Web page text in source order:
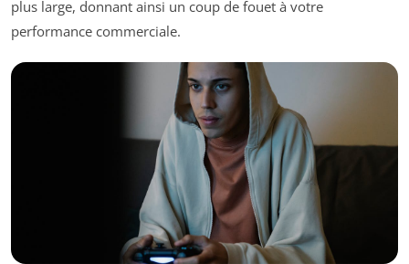
plus large, donnant ainsi un coup de fouet à votre
performance commerciale.